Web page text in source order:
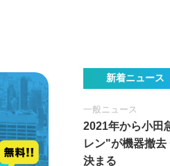
新着ニュース
一般ニュース
2021年から小田
レン"が機器撤去
決まる